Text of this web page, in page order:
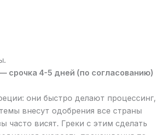
4-5 дней (по согласованию)
они быстро делают процессинг,
внесут одобрения все страны
часто висят. Греки с этим сделать